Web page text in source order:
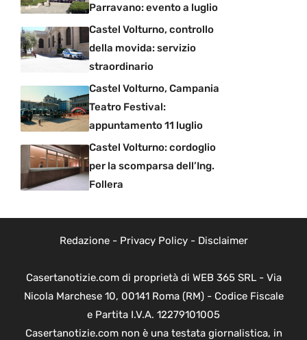
Parravano: evento a luglio
Castel Volturno, controllo
della movida: servizio
straordinario
Castel Volturno, Campania
Teatro Festival:
appuntamento 11 luglio
Castel Volturno: cordoglio
per la scomparsa dell’Ing.
Follera
Redazione- Privacy Policy- Disclaimer
Casertanotizie.com di proprietà di WEB 365 SRL - Via
Nicola Marchese 10, 00141 Roma (RM) - Codice Fiscale
e Partita I.V.A. 12279101005
Casertanotizie.com non è una testata giornalistica, in